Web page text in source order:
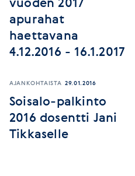
vuoden 2017
apurahat
haettavana
4.12.2016 - 16.1.2017
AJANKOHTAISTA 29.01.2016
Soisalo-palkinto
2016 dosentti Jani
Tikkaselle